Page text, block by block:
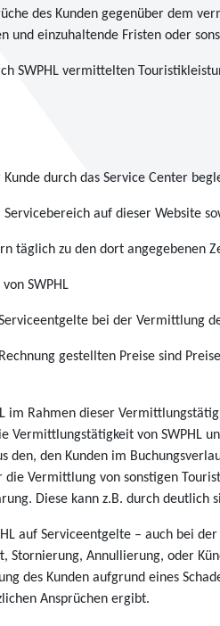
des Kunden gegenüber dem
und einzuhaltende Fristen oder
SWPHL vermittelten
durch das Service Center
auf dieser Website
täglich zu den dort angegebenen
SWPHL
bei der Vermittlung
gestellten Preise sind
im Rahmen dieser
Vermittlungstätigkeit von SWPHL
den, den Kunden im
die Vermittlung von sonstigen
Diese kann z.B. durch deutlich
auf Serviceentgelte – auch bei
Stornierung, Annullierung, oder
des Kunden aufgrund eines
Ansprüchen ergibt.